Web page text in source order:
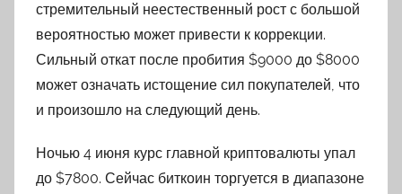
стремительный неестественный рост с большой
вероятностью может привести к коррекции.
Сильный откат после пробития $9000 до $8000
может означать истощение сил покупателей, что
и произошло на следующий день.
Ночью 4 июня курс главной криптовалюты упал
до $7800. Сейчас биткоин торгуется в диапазоне